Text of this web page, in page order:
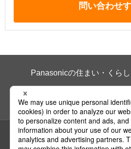
問い合わせ
Panasonicの住まい・くら
ページの先頭へ